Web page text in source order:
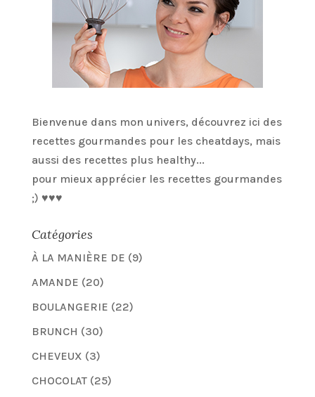
Bienvenue dans mon univers, découvrez ici des
recettes gourmandes pour les cheatdays, mais
aussi des recettes plus healthy...
pour mieux apprécier les recettes gourmandes
;) ♥♥♥
Catégories
À LA MANIÈRE DE (9)
AMANDE (20)
BOULANGERIE (22)
BRUNCH (30)
CHEVEUX (3)
CHOCOLAT(25)